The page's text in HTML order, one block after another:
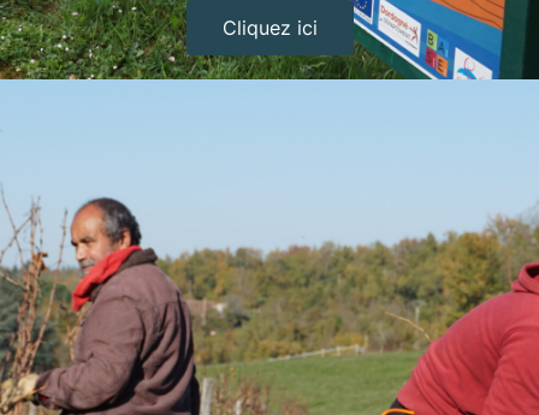
Cliquez ici